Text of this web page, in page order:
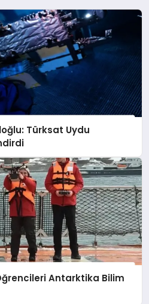
Türksat Uydu
Antarktika Bilim